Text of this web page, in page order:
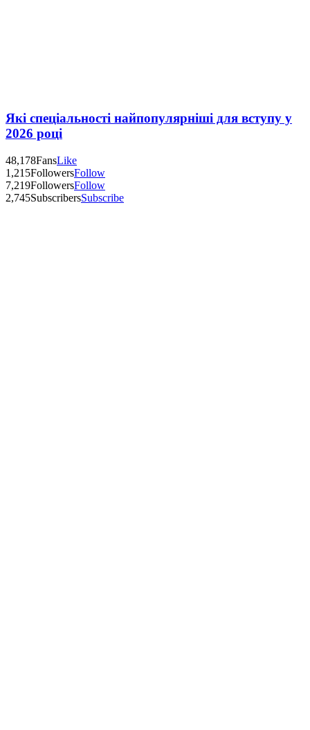
Які спеціальності найпопулярніші для вступу у
2026 році
48,178FansLike
1,215FollowersFollow
7,219FollowersFollow
2,745SubscribersSubscribe